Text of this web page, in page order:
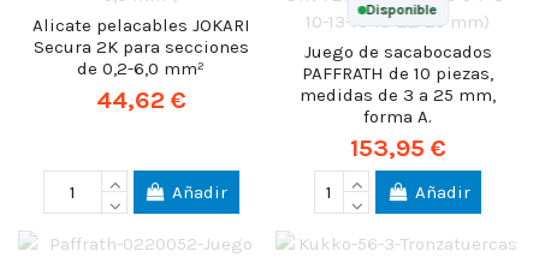
Alicate pelacables JOKARI
Secura 2K para secciones
de 0,2-6,0 mm²
44,62 €
Añadir
Disponible
Juego de sacabocados
PAFFRATH de 10 piezas,
medidas de 3 a 25 mm,
forma A.
153,95 €
Añadir